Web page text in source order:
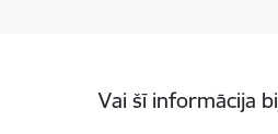
Vai šī informācija